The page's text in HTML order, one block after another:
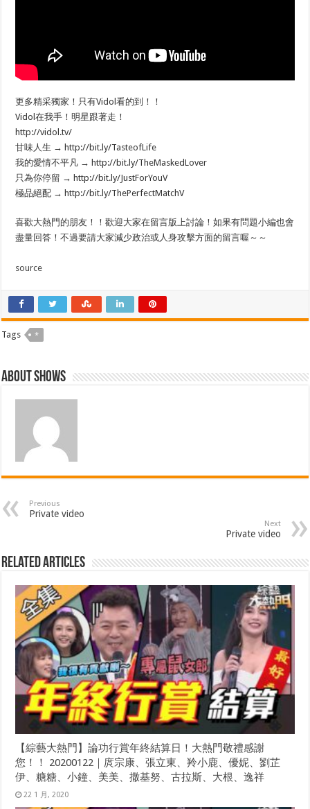
更多精采獨家！只有Vidol看的到！！
Vidol在我手！明星跟著走！
http://vidol.tv/
甘味人生 → http://bit.ly/TasteofLife
我的愛情不平凡 → http://bit.ly/TheMaskedLover
只為你停留 → http://bit.ly/JustForYouV
極品絕配 → http://bit.ly/ThePerfectMatchV
喜歡大熱門的朋友！！歡迎大家在留言版上討論！如果有問題小編也會
盡量回答！不過要請大家減少政治或人身攻擊方面的留言喔～～
source
Tags *
About shows
Previous
Private video
Next
Private video
Related Articles
【綜藝大熱門】論功行賞年終結算日！大熱門敬禮感謝
您！！ 20200122｜庹宗康、張立東、羚小鹿、優妮、劉芷
伊、糖糖、小鐘、美美、撒基努、古拉斯、大根、逸祥
22 1 月, 2020